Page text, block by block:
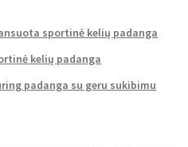
sportinė kelių padanga
kelių padanga
padanga su geru sukibimu